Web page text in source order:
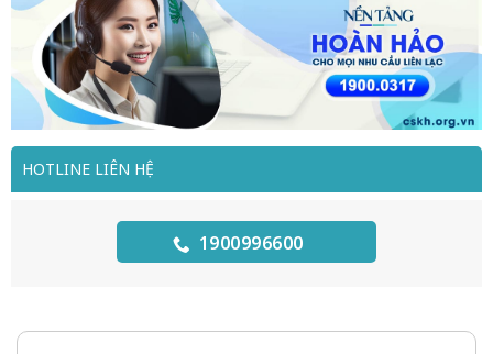
HOTLINE LIÊN HỆ
1900996600